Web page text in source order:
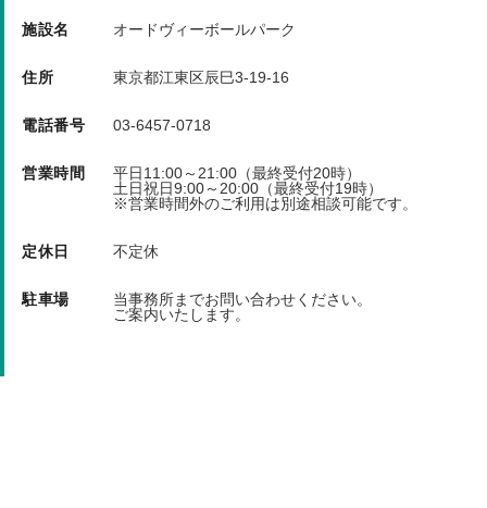
スパイクの使用は、お断りさせていただきます。
喫煙は、指定の場所のみでお願いします。
使用者は、野球人として、礼儀正しく、規則を守っ
キャンセル料 前々日/前日/当日 100％(キャンセル
施設名 オードヴィーボールパーク
住所 東京都江東区辰巳3-19-16
電話番号 03-6457-0718
営業時間
平日11:00～21:00（最終受付20時）
土日祝日9:00～20:00（最終受付19時）
※営業時間外のご利用は別途相談可能です。
定休日 不定休
駐車場
当事務所までお問い合わせください。
ご案内いたします。